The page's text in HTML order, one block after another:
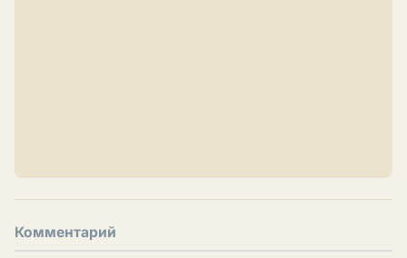
Комментарий